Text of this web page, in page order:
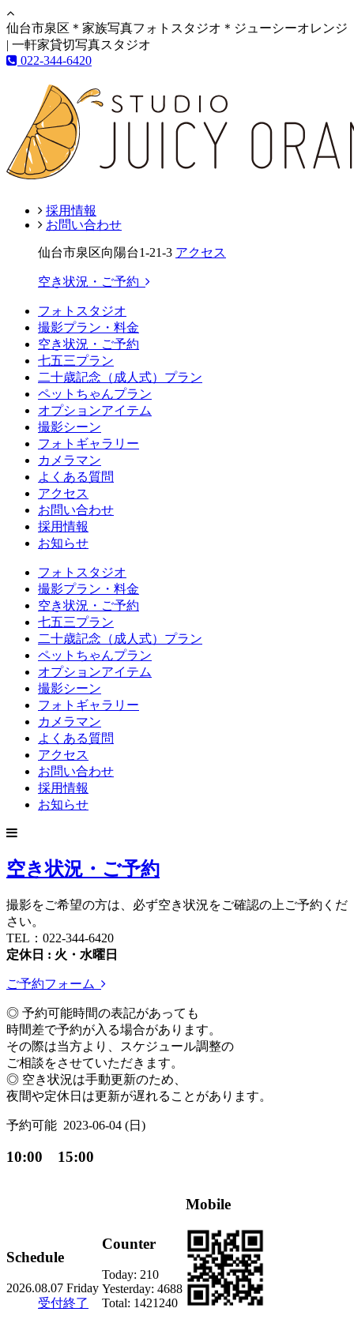
仙台市泉区＊家族写真フォトスタジオ＊ジューシーオレンジ
| 一軒家貸切写真スタジオ
022-344-6420
採用情報
お問い合わせ
仙台市泉区向陽台1-21-3 アクセス
空き状況・ご予約
フォトスタジオ
撮影プラン・料金
空き状況・ご予約
七五三プラン
二十歳記念（成人式）プラン
ペットちゃんプラン
オプションアイテム
撮影シーン
フォトギャラリー
カメラマン
よくある質問
アクセス
お問い合わせ
採用情報
お知らせ
フォトスタジオ
撮影プラン・料金
空き状況・ご予約
七五三プラン
二十歳記念（成人式）プラン
ペットちゃんプラン
オプションアイテム
撮影シーン
フォトギャラリー
カメラマン
よくある質問
アクセス
お問い合わせ
採用情報
お知らせ
空き状況・ご予約
撮影をご希望の方は、必ず空き状況をご確認の上ご予約くだ
さい。
TEL：022-344-6420
定休日 : 火・水曜日
ご予約フォーム
◎ 予約可能時間の表記があっても
時間差で予約が入る場合があります。
その際は当方より、スケジュール調整の
ご相談をさせていただきます。
◎ 空き状況は手動更新のため、
夜間や定休日は更新が遅れることがあります。
予約可能 2023-06-04 (日)
10:00 15:00
Schedule
2026.08.07 Friday
受付終了
Counter
Today: 210
Yesterday: 4688
Total: 1421240
Mobile